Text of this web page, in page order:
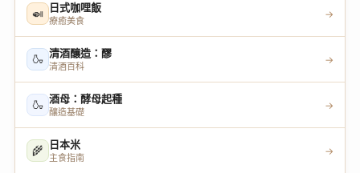
🍛 日式咖哩飯
療癒美食
→
🍶 清酒釀造：醪
清酒百科
→
🍶 酒母：酵母起種
釀造基礎
→
🌾 日本米
主食指南
→